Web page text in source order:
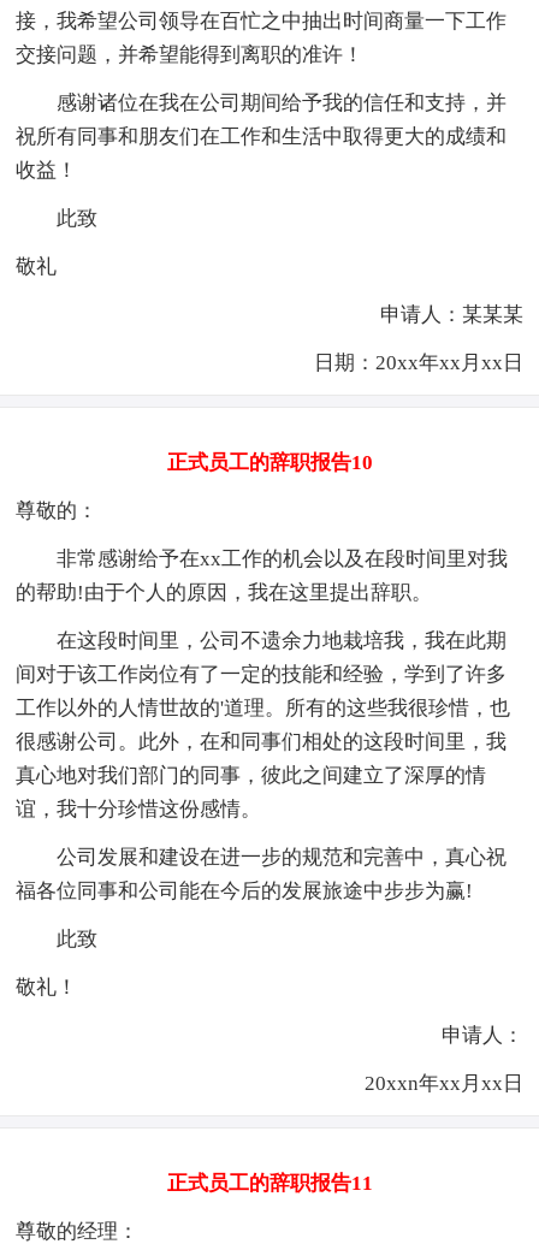
接，我希望公司领导在百忙之中抽出时间商量一下工作
交接问题，并希望能得到离职的准许！
感谢诸位在我在公司期间给予我的信任和支持，并
祝所有同事和朋友们在工作和生活中取得更大的成绩和
收益！
此致
敬礼
申请人：某某某
日期：20xx年xx月xx日
正式员工的辞职报告10
尊敬的：
非常感谢给予在xx工作的机会以及在段时间里对我
的帮助!由于个人的原因，我在这里提出辞职。
在这段时间里，公司不遗余力地栽培我，我在此期
间对于该工作岗位有了一定的技能和经验，学到了许多
工作以外的人情世故的'道理。所有的这些我很珍惜，也
很感谢公司。此外，在和同事们相处的这段时间里，我
真心地对我们部门的同事，彼此之间建立了深厚的情
谊，我十分珍惜这份感情。
公司发展和建设在进一步的规范和完善中，真心祝
福各位同事和公司能在今后的发展旅途中步步为赢!
此致
敬礼！
申请人：
20xxn年xx月xx日
正式员工的辞职报告11
尊敬的经理：